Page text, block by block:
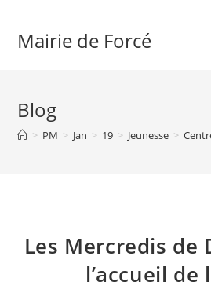
contentMairie de Forcé
Blog
> PM > Jan > 19 > Jeunesse >
Les Mercredis de
l’accueil de